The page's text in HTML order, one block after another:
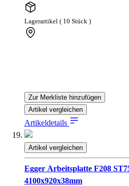
Lagerartikel ( 10 Stück )
Zur Merkliste hinzufügen
Artikel vergleichen
Artikeldetails
Artikel vergleichen
Egger Arbeitsplatte F208
4100x920x38mm